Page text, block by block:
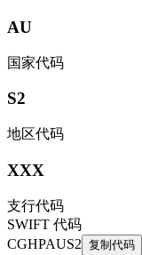
AU
国家代码
S2
地区代码
XXX
支行代码
SWIFT 代码
CGHPAUS2 复制代码